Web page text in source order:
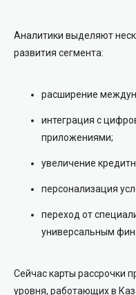
Аналитики выделяют
развития сегмента:
расширение
интеграция с
приложениями;
увеличение
персонализация
переход от
универсальным
Сейчас карты рассрочки
уровня, работающих в